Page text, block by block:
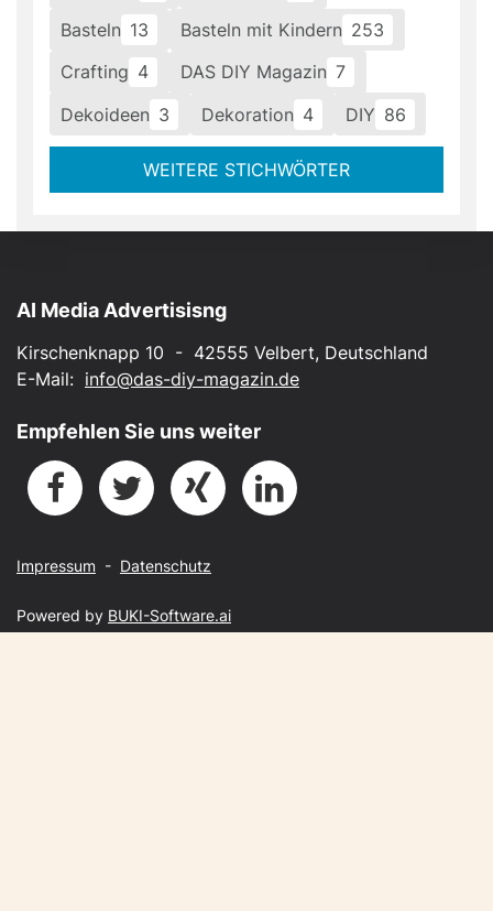
Basteln 13 Basteln mit Kindern 253
Crafting 4 DAS DIY Magazin 7
Dekoideen 3 Dekoration 4 DIY 86
WEITERE STICHWÖRTER
AI Media Advertisisng
Kirschenknapp 10 - 42555 Velbert, Deutschland
E-Mail: info@das-diy-magazin.de
Empfehlen Sie uns weiter
Impressum - Datenschutz
Powered by BUKI-Software.ai